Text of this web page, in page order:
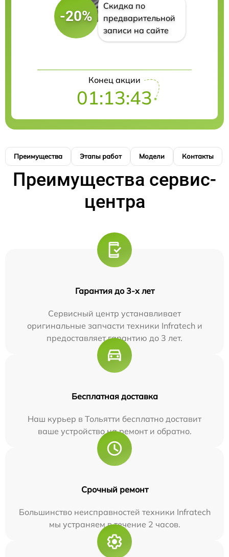
-20%
Скидка по
предварительной
записи на сайте
Конец акции
01:13:43
Преимущества Этапы работ Модели Контакты
Преимущества сервис-
центра
Гарантия до 3-х лет
Сервисный центр устанавливает
оригинальные запчасти техники Infratech и
предоставляет гарантию до 3 лет.
Бесплатная доставка
Наш курьер в Тольятти бесплатно доставит
ваше устройство на ремонт и обратно.
Срочный ремонт
Большинство неисправностей техники Infratech
мы устраняем в течение 2 часов.